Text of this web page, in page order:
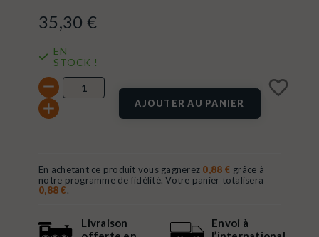
35,30 €
EN
STOCK !
AJOUTER AU PANIER
favorite_border
En achetant ce produit vous gagnerez 0,88 € grâce à
notre programme de fidélité. Votre panier totalisera
0,88 €.
Livraison
Envoi à